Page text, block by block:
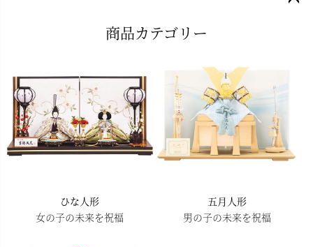
商品カテゴリー
ひな人形
女の子の未来を祝福
五月人形
男の子の未来を祝福